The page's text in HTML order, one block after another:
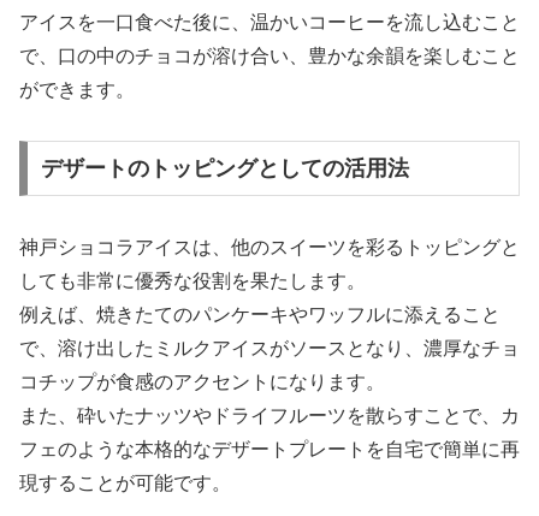
アイスを一口食べた後に、温かいコーヒーを流し込むこと
で、口の中のチョコが溶け合い、豊かな余韻を楽しむこと
ができます。
デザートのトッピングとしての活用法
神戸ショコラアイスは、他のスイーツを彩るトッピングと
しても非常に優秀な役割を果たします。
例えば、焼きたてのパンケーキやワッフルに添えること
で、溶け出したミルクアイスがソースとなり、濃厚なチョ
コチップが食感のアクセントになります。
また、砕いたナッツやドライフルーツを散らすことで、カ
フェのような本格的なデザートプレートを自宅で簡単に再
現することが可能です。